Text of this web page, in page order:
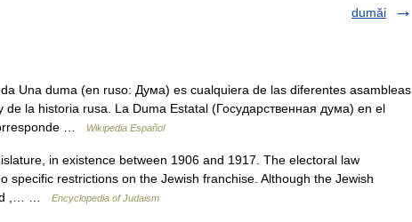
dumăi
Una duma (en ruso: Дума) es cualquiera de las diferentes asambleas
la historia rusa. La Duma Estatal (Государственная дума) en el
…
Wikipedia Español
in existence between 1906 and 1917. The electoral law
specific restrictions on the Jewish franchise. Although the Jewish
,… …
Encyclopedia of Judaism